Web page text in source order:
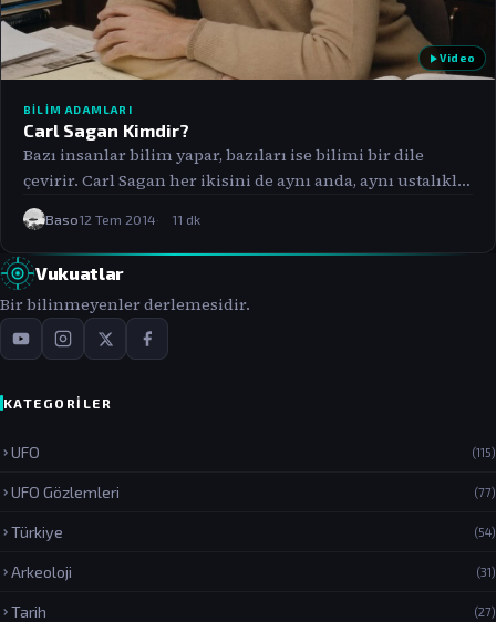
Video
BILIM ADAMLARI
Carl Sagan Kimdir?
Bazı insanlar bilim yapar, bazıları ise bilimi bir dile
çevirir. Carl Sagan her ikisini de aynı anda, aynı ustalıkla
yaptı.…
Baso12 Tem 2014 11 dk
Vukuatlar
Bir bilinmeyenler derlemesidir.
KATEGORILER
UFO (115)
UFO Gözlemleri (77)
Türkiye (54)
Arkeoloji (31)
Tarih (27)